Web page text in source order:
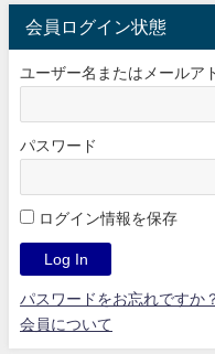
会員ログイン状態
ユーザー名またはメールア
パスワード
ログイン情報を保存
パスワードをお忘れですか
会員について